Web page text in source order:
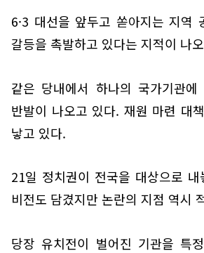
6·3 대선을 앞두고 쏟아지는 지역
갈등을 촉발하고 있다는 지적이 나
같은 당내에서 하나의 국가기관
반발이 나오고 있다. 재원 마련 대
낳고 있다.
21일 정치권이 전국을 대상으로
비전도 담겼지만 논란의 지점 역시
당장 유치전이 벌어진 기관을 특